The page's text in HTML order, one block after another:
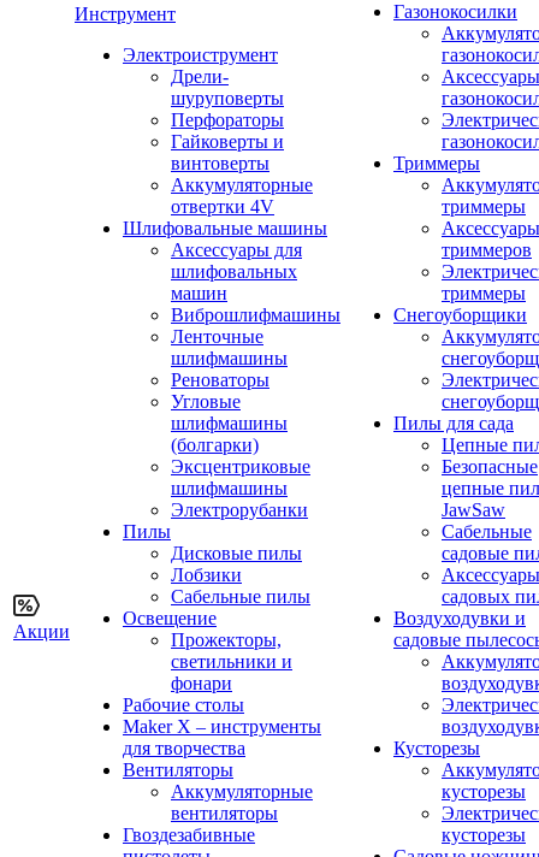
Акции
Инструмент
Электроиструмент
Дрели-
шуруповерты
Перфораторы
Гайковерты и
винтоверты
Аккумуляторные
отвертки 4V
Шлифовальные машины
Аксессуары для
шлифовальных
машин
Виброшлифмашины
Ленточные
шлифмашины
Реноваторы
Угловые
шлифмашины
(болгарки)
Эксцентриковые
шлифмашины
Электрорубанки
Пилы
Дисковые пилы
Лобзики
Сабельные пилы
Освещение
Прожекторы,
светильники и
фонари
Рабочие столы
Maker X – инструменты
для творчества
Вентиляторы
Аккумуляторные
вентиляторы
Гвоздезабивные
Газонокосилки
Триммеры
триммеры
триммеров
триммеры
Снегоуборщики
Пилы для сада
Цепные
Безопасные
цепные
JawSaw
Сабельные
садовые
садовых
Воздуходувки и
садовые
Кусторезы
кусторезы
кусторезы